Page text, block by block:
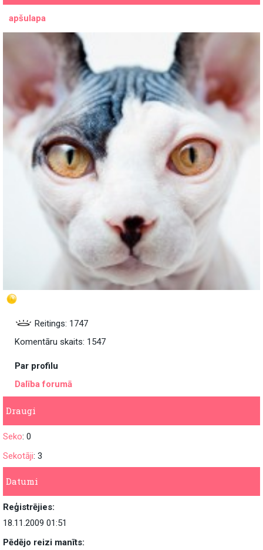
apšulapa
Reitings: 1747
Komentāru skaits: 1547
Par profilu
Dalība forumā
Draugi
Seko: 0
Sekotāji: 3
Datumi
Reģistrējies:
18.11.2009 01:51
Pēdējo reizi manīts: